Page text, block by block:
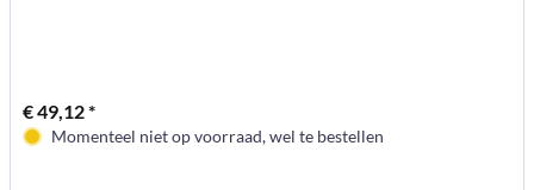
€ 49,12 *
Momenteel niet op voorraad, wel te bestellen